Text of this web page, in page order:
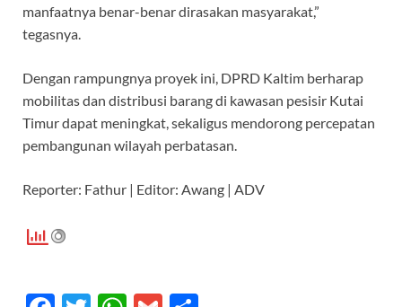
manfaatnya benar-benar dirasakan masyarakat,”
tegasnya.
Dengan rampungnya proyek ini, DPRD Kaltim berharap
mobilitas dan distribusi barang di kawasan pesisir Kutai
Timur dapat meningkat, sekaligus mendorong percepatan
pembangunan wilayah perbatasan.
Reporter: Fathur | Editor: Awang | ADV